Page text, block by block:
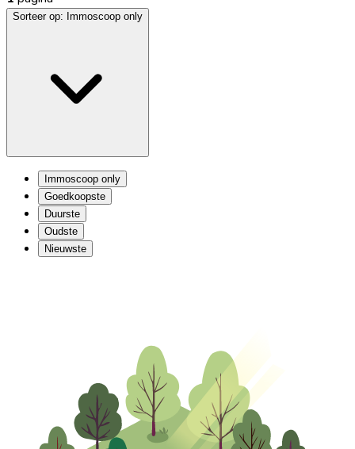
Sorteer op: Immoscoop only
Immoscoop only
Goedkoopste
Duurste
Oudste
Nieuwste